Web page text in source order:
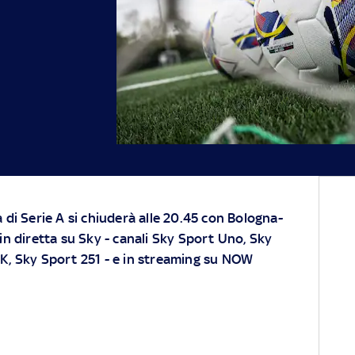
Serie A si chiuderà alle 20.45 con Bologna-
diretta suSky- canali Sky Sport Uno, Sky
Sky Sport 251 - e in streaming su NOW